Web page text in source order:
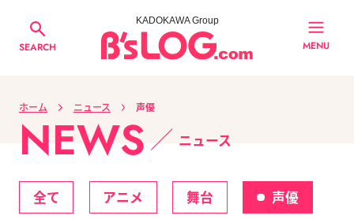
SEARCH
KADOKAWA Group
MENU
ホーム ニュース 声優
NEWS ニュース
全て アニメ 舞台 声優